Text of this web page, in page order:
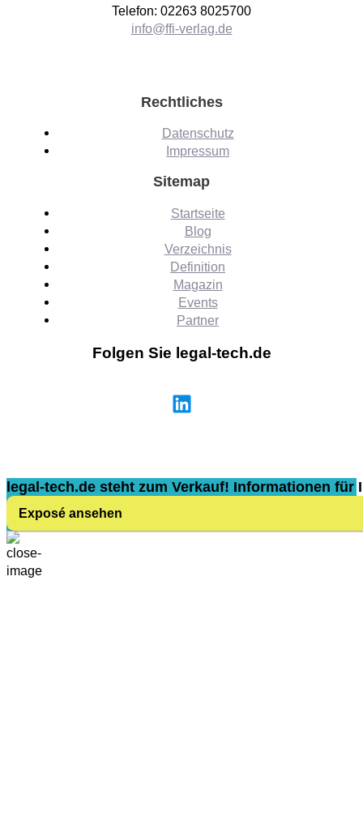
Telefon: 02263 8025700
info@ffi-verlag.de
Rechtliches
Datenschutz
Impressum
Sitemap
Startseite
Blog
Verzeichnis
Definition
Magazin
Events
Partner
Folgen Sie legal-tech.de
legal-tech.de steht zum Verkauf! Informationen für
Exposé ansehen